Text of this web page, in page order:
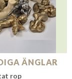
ÄNGLAR
rop